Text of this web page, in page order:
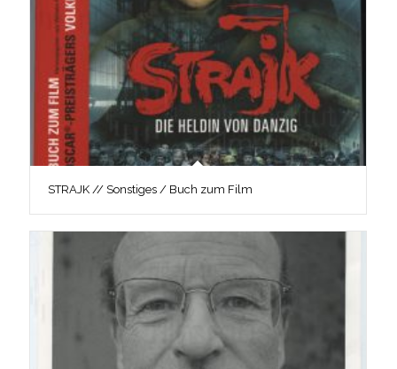
STRAJK // Sonstiges / Buch zum Film